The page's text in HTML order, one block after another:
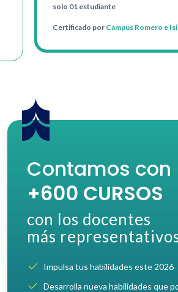
solo 01 estudiante
Certificado por Campus Romero e
Contamos con
+600 CURSOS
con los docentes
más
Impulsa tus habilidades este 2026
Desarrolla nueva habilidades que